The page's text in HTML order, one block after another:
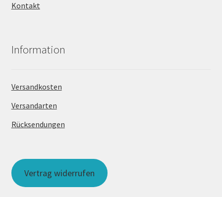
Kontakt
Information
Versandkosten
Versandarten
Rücksendungen
Vertrag widerrufen